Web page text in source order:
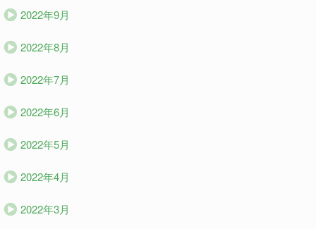
2022年9月
2022年8月
2022年7月
2022年6月
2022年5月
2022年4月
2022年3月